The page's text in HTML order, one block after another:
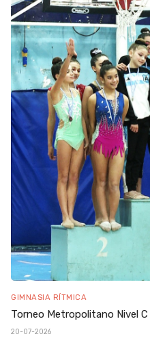
GIMNASIA RÍTMICA
Torneo Metropolitano Nivel
20-07-2026